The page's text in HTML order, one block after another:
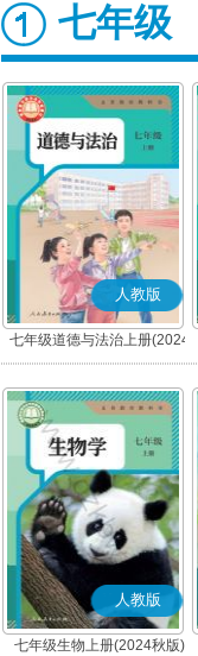
七年级
人教版
七年级道德与法治上册(2024
秋版)(部编版)
人教版
七年级生物上册(2024秋版)